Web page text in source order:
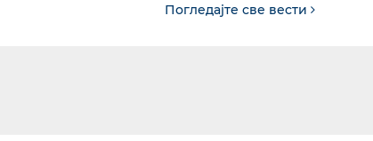
Погледајте све вести